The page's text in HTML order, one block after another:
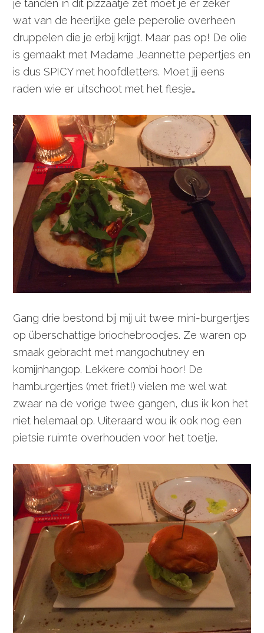
je tanden in dit pizzaatje zet moet je er zeker
wat van de heerlijke gele peperolie overheen
druppelen die je erbij krijgt. Maar pas op! De olie
is gemaakt met Madame Jeannette pepertjes en
is dus SPICY met hoofdletters. Moet jij eens
raden wie er uitschoot met het flesje…
Gang drie bestond bij mij uit twee mini-burgertjes
op überschattige briochebroodjes. Ze waren op
smaak gebracht met mangochutney en
komijnhangop. Lekkere combi hoor! De
hamburgertjes (met friet!) vielen me wel wat
zwaar na de vorige twee gangen, dus ik kon het
niet helemaal op. Uiteraard wou ik ook nog een
pietsie ruimte overhouden voor het toetje.